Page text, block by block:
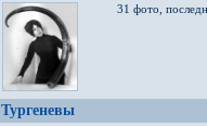
31 фото,
Тургеневы